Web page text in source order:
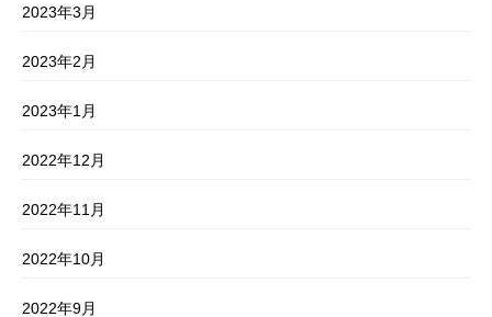
2023年3月
2023年2月
2023年1月
2022年12月
2022年11月
2022年10月
2022年9月